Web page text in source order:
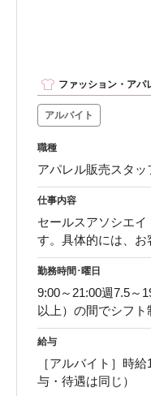
ファッション・アパ
アルバイト
職種
アパレル販売スタッ
仕事内容
セールスアソシエ
す。具体的には、お
勤務時間･曜日
9:00～21:00週7.5～
以上）の間でシフ
給与
［アルバイト］時
与・待遇は同じ）